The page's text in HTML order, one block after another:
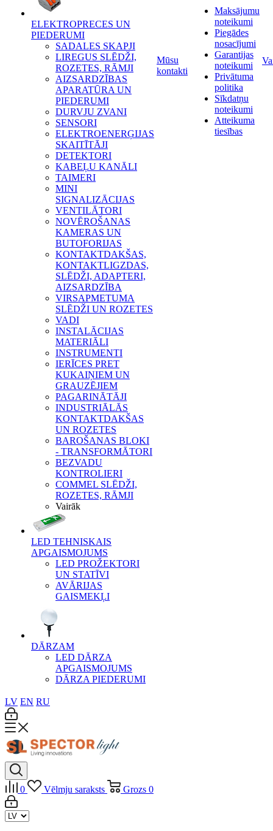
ELEKTROPRECES UN
PIEDERUMI
SADALES SKAPJI
LIREGUS SLĒDŽI,
ROZETES, RĀMJI
AIZSARDZĪBAS
APARATŪRA UN
PIEDERUMI
DURVJU ZVANI
SENSORI
ELEKTROENERĢIJAS
SKAITĪTĀJI
DETEKTORI
KABEĻU KANĀLI
TAIMERI
MINI
SIGNALIZĀCIJAS
VENTILĀTORI
NOVĒROŠANAS
KAMERAS UN
BUTOFORIJAS
KONTAKTDAKŠAS,
KONTAKTLIGZDAS,
SLĒDŽI, ADAPTERI,
AIZSARDZĪBA
VIRSAPMETUMA
SLĒDŽI UN ROZETES
VADI
INSTALĀCIJAS
MATERIĀLI
INSTRUMENTI
IERĪCES PRET
KUKAIŅIEM UN
GRAUZĒJIEM
PAGARINĀTĀJI
INDUSTRIĀLĀS
KONTAKTDAKŠAS
UN ROZETES
BAROŠANAS BLOKI
- TRANSFORMĀTORI
BEZVADU
KONTROLIERI
COMMEL SLĒDŽI,
ROZETES, RĀMJI
Vairāk
LED TEHNISKAIS
APGAISMOJUMS
LED PROŽEKTORI
UN STATĪVI
AVĀRIJAS
GAISMEKĻI
DĀRZAM
LED DĀRZA
APGAISMOJUMS
DĀRZA PIEDERUMI
Mūsu
kontakti
Maksājumu
noteikumi
Piegādes
nosacījumi
Garantijas
noteikumi
Privātuma
politika
Sīkdatņu
noteikumi
Atteikuma
tiesības
LV EN RU
0 Vēlmju saraksts Grozs 0